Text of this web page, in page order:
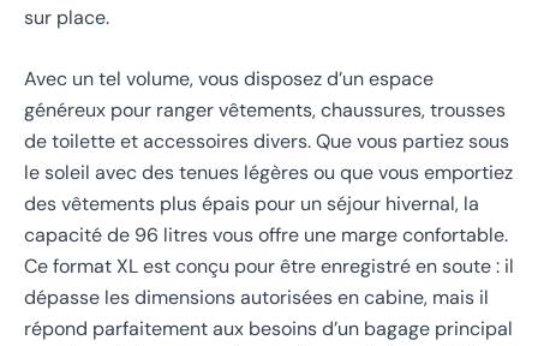
sur place.
Avec un tel volume, vous disposez d’un espace
généreux pour ranger vêtements, chaussures, trousses
de toilette et accessoires divers. Que vous partiez sous
le soleil avec des tenues légères ou que vous emportiez
des vêtements plus épais pour un séjour hivernal, la
capacité de 96 litres vous offre une marge confortable.
Ce format XL est conçu pour être enregistré en soute : il
dépasse les dimensions autorisées en cabine, mais il
répond parfaitement aux besoins d’un bagage principal